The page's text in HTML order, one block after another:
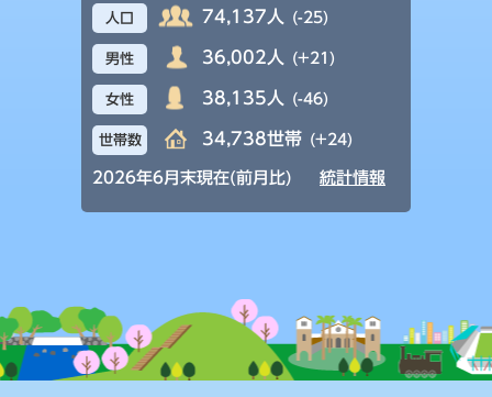
人口 74,137人 (-25)
男性 36,002人 (+21)
女性 38,135人 (-46)
世帯数 34,738世帯 (+24)
2026年6月末現在(前月比) 統計情報